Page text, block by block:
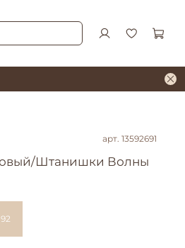
арт. 13592691
Штанишки Волны
92